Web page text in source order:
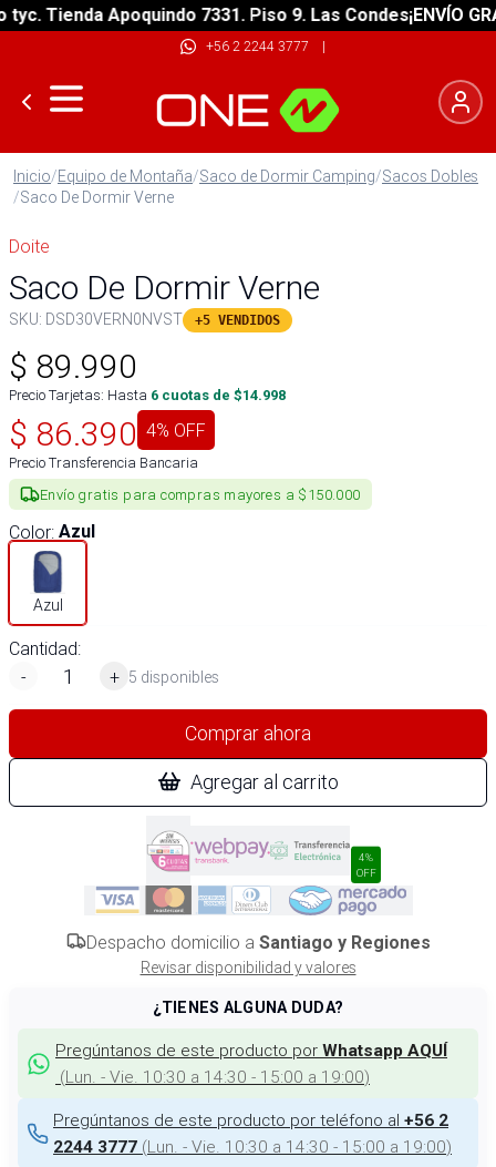
Tienda Apoquindo 7331. Piso 9. Las Condes¡ENVÍO
+56 2 2244 3777 |
Inicio/Equipo de Montaña/Saco de Dormir Camping/Sacos Dobles
/Saco De Dormir Verne
Doite
Saco De Dormir Verne
SKU: DSD30VERN0NVST +5 VENDIDOS
$ 89.990
Precio Tarjetas: Hasta 6 cuotas de $14.998
$ 86.390 4% OFF
Precio Transferencia Bancaria
Envío gratis para compras mayores a $150.000
Color: Azul
Azul
Cantidad:
-
+ 5 disponibles
Comprar ahora
Agregar al carrito
4%
OFF
Despacho domicilio a Santiago y Regiones
Revisar disponibilidad y valores
¿TIENES ALGUNA DUDA?
Pregúntanos de este producto por Whatsapp AQUÍ
(Lun. - Vie. 10:30 a 14:30 - 15:00 a 19:00)
Pregúntanos de este producto por teléfono al +56 2
2244 3777 (Lun. - Vie. 10:30 a 14:30 - 15:00 a 19:00)